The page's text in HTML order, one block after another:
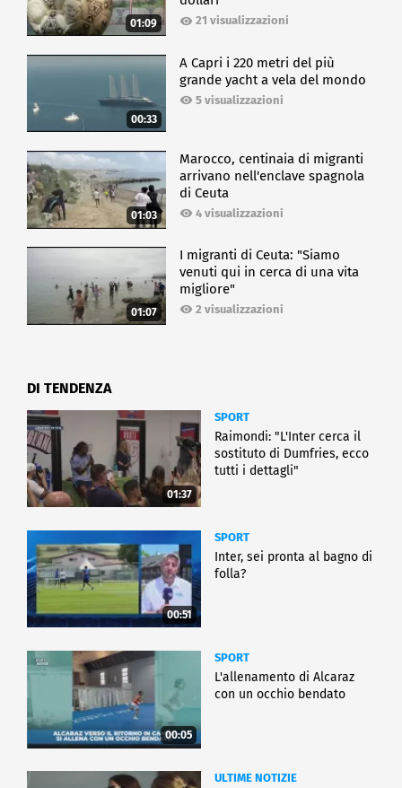
01:09 21 visualizzazioni
00:33
A Capri i 220 metri del più
grande yacht a vela del mondo
5 visualizzazioni
01:03
Marocco, centinaia di migranti
arrivano nell'enclave spagnola
di Ceuta
4 visualizzazioni
01:07
I migranti di Ceuta: "Siamo
venuti qui in cerca di una vita
migliore"
2 visualizzazioni
DI TENDENZA
01:37
SPORT
Raimondi: "L'Inter cerca il
sostituto di Dumfries, ecco
tutti i dettagli"
00:51
SPORT
Inter, sei pronta al bagno di
folla?
00:05
SPORT
L'allenamento di Alcaraz
con un occhio bendato
ULTIME NOTIZIE